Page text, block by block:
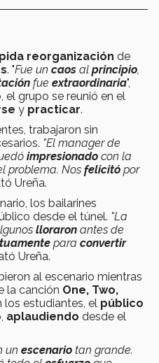
reorganización de
. "Fue un caos al principio,
fue extraordinaria",
el grupo se reunió en el
y practicar.
trabajaron sin
"El manager de
impresionado con la
problema. Nos felicitó por
Ureña.
los bailarines
desde el túnel. "La
lloraron antes de
para convertir
Ureña.
al escenario mientras
la canción One, Two,
los estudiantes, el público
, aplaudiendo desde el
un escenario tan grande.